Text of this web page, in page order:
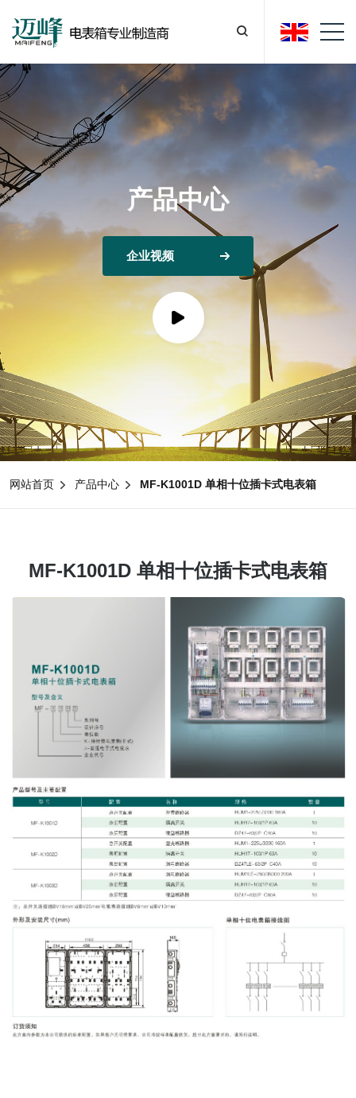
产品中心
企业视频
网站首页 产品中心 MF-K1001D 单相十位插卡式电表箱
MF-K1001D 单相十位插卡式电表箱